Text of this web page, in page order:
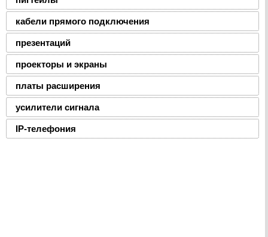
кабели прямого подключения
презентаций
проекторы и экраны
платы расширения
усилители сигнала
IP-телефония